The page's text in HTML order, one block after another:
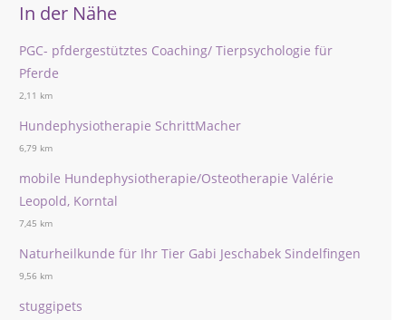
In der Nähe
PGC- pfdergestütztes Coaching/ Tierpsychologie für
Pferde
2,11 km
Hundephysiotherapie SchrittMacher
6,79 km
mobile Hundephysiotherapie/Osteotherapie Valérie
Leopold, Korntal
7,45 km
Naturheilkunde für Ihr Tier Gabi Jeschabek Sindelfingen
9,56 km
stuggipets